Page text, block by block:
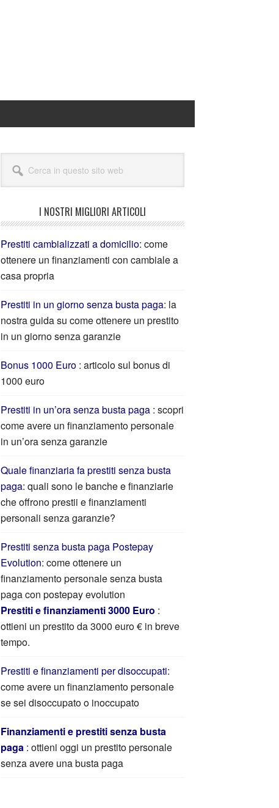
I NOSTRI MIGLIORI ARTICOLI
Prestiti cambializzati a domicilio: come
ottenere un finanziamenti con cambiale a
casa propria
Prestiti in un giorno senza busta paga: la
nostra guida su come ottenere un prestito
in un giorno senza garanzie
Bonus 1000 Euro: articolo sul bonus di
1000 euro
Prestiti in un’ora senza busta paga: scopri
come avere un finanziamento personale
in un’ora senza garanzie
Quale finanziaria fa prestiti senza busta
paga: quali sono le banche e finanziarie
che offrono prestii e finanziamenti
personali senza garanzie?
Prestiti senza busta paga Postepay
Evolution: come ottenere un
finanziamento personale senza busta
paga con postepay evolution
Prestiti e finanziamenti 3000 Euro :
ottieni un prestito da 3000 euro € in breve
tempo.
Prestiti e finanziamenti per disoccupati:
come avere un finanziamento personale
se sei disoccupato o inoccupato
Finanziamenti e prestiti senza busta
paga: ottieni oggi un prestito personale
senza avere una busta paga